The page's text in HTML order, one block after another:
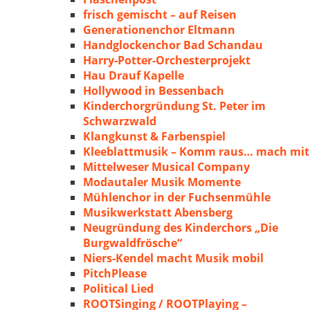
frisch gemischt – auf Reisen
Generationenchor Eltmann
Handglockenchor Bad Schandau
Harry-Potter-Orchesterprojekt
Hau Drauf Kapelle
Hollywood in Bessenbach
Kinderchorgründung St. Peter im
Schwarzwald
Klangkunst & Farbenspiel
Kleeblattmusik – Komm raus… mach mit
Mittelweser Musical Company
Modautaler Musik Momente
Mühlenchor in der Fuchsenmühle
Musikwerkstatt Abensberg
Neugründung des Kinderchors „Die
Burgwaldfrösche“
Niers-Kendel macht Musik mobil
PitchPlease
Political Lied
ROOTSinging / ROOTPlaying –